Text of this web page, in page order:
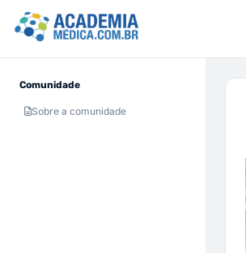
Comunidade
Sobre a comunidade